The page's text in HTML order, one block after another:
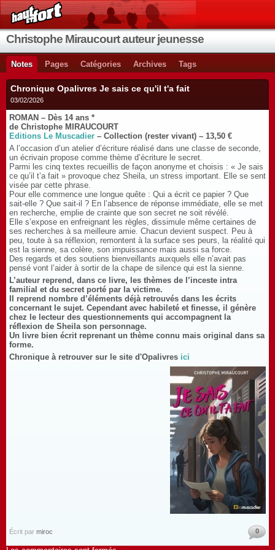
Christophe Miraucourt auteur jeunesse
Notes Pages Catégories Archives Tags
Chronique Opalivres Je sais ce qu'il t'a fait
03/02/2026
ROMAN – Dès 14 ans *
de Christophe MIRAUCOURT
Editions Le Muscadier – Collection (rester vivant) – 13,50 €
A l’occasion d’un atelier d’écriture réalisé dans une classe de seconde,
un écrivain propose comme thème d’écriture le secret.
Parmi les cinq textes recueillis de façon anonyme et choisis : « Je sais
ce qu’il t’a fait » provoque chez Sheila, un stress important. Elle se sent
visée par cette phrase.
Pour elle commence une longue quête : Qui a écrit ce papier ? Que
sait-elle ? Que sait-il ? En l’absence de réponse immédiate, elle se met
en recherche, emplie de crainte que son secret ne soit révélé.
Elle s’expose en enfreignant les règles, dissimule même certaines de
ses recherches à sa meilleure amie. Chacun devient suspect. Peu à
peu, toute à sa réflexion, remontent à la surface ses peurs, la réalité qui
est la sienne, sa colère, son impuissance mais aussi sa force.
Des regards et des soutiens bienveillants auxquels elle n’avait pas
pensé vont l’aider à sortir de la chape de silence qui est la sienne.
L’auteur reprend, dans ce livre, les thèmes de l’inceste intra
familial et du secret porté par la victime.
Il reprend nombre d’éléments déjà retrouvés dans les écrits
concernant le sujet. Cependant avec habileté et finesse, il génère
chez le lecteur des questionnements qui accompagnent la
réflexion de Sheila son personnage.
Un livre bien écrit reprenant un thème connu mais original dans sa
forme.
Chronique à retrouver sur le site d'Opalivres ici
Écrit par miroc 0